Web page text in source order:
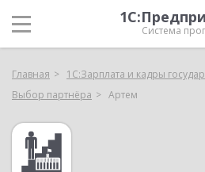
Система
Главная
1С:Зарплата и кадры
Выбор партнёра
Артем